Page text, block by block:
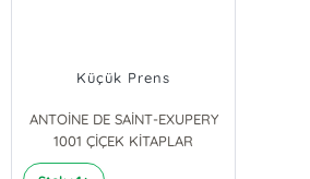
Küçük Prens
ANTOİNE DE SAİNT-EXUPERY
1001 ÇİÇEK KİTAPLAR